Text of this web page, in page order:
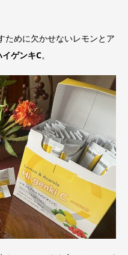
ために欠かせないレモンとア
イゲンキC。